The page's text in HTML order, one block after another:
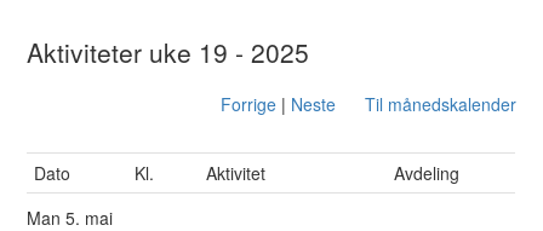
Aktiviteter uke 19 - 2025
Forrige| Neste Til månedskalender
Dato Kl. Aktivitet
Avdeling
Man5. mai